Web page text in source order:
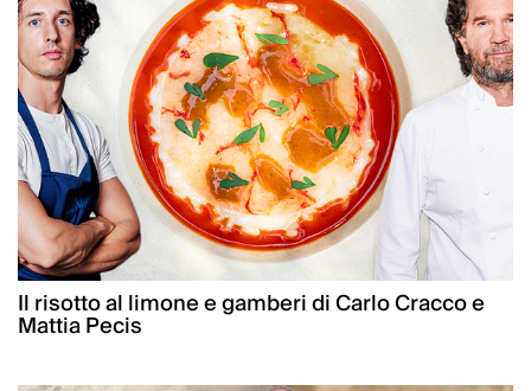
Il risotto al limone e gamberi di Carlo Cracco e
Mattia Pecis